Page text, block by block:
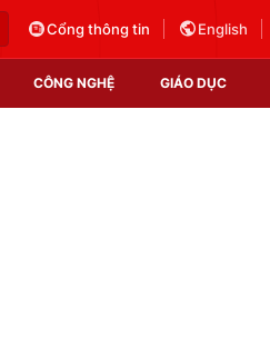
Cổng thông tin English
CÔNG NGHỆ GIÁO DỤC